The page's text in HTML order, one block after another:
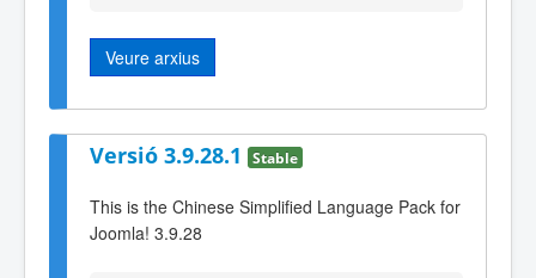
Veure arxius
Versió 3.9.28.1 Stable
This is the Chinese Simplified Language Pack for
Joomla! 3.9.28